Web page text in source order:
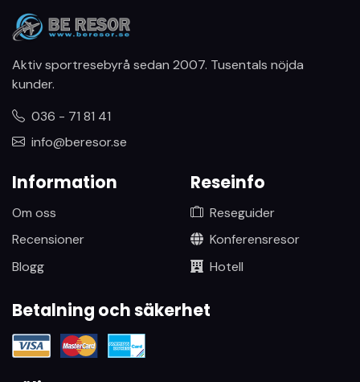
Aktiv sportresebyrå sedan 2007. Tusentals nöjda
kunder.
036 - 71 81 41
info@beresor.se
Information
Om oss
Recensioner
Blogg
Reseinfo
Reseguider
Konferensresor
Hotell
Betalning och säkerhet